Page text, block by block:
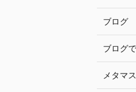
ブログ
ブログ
メタマ